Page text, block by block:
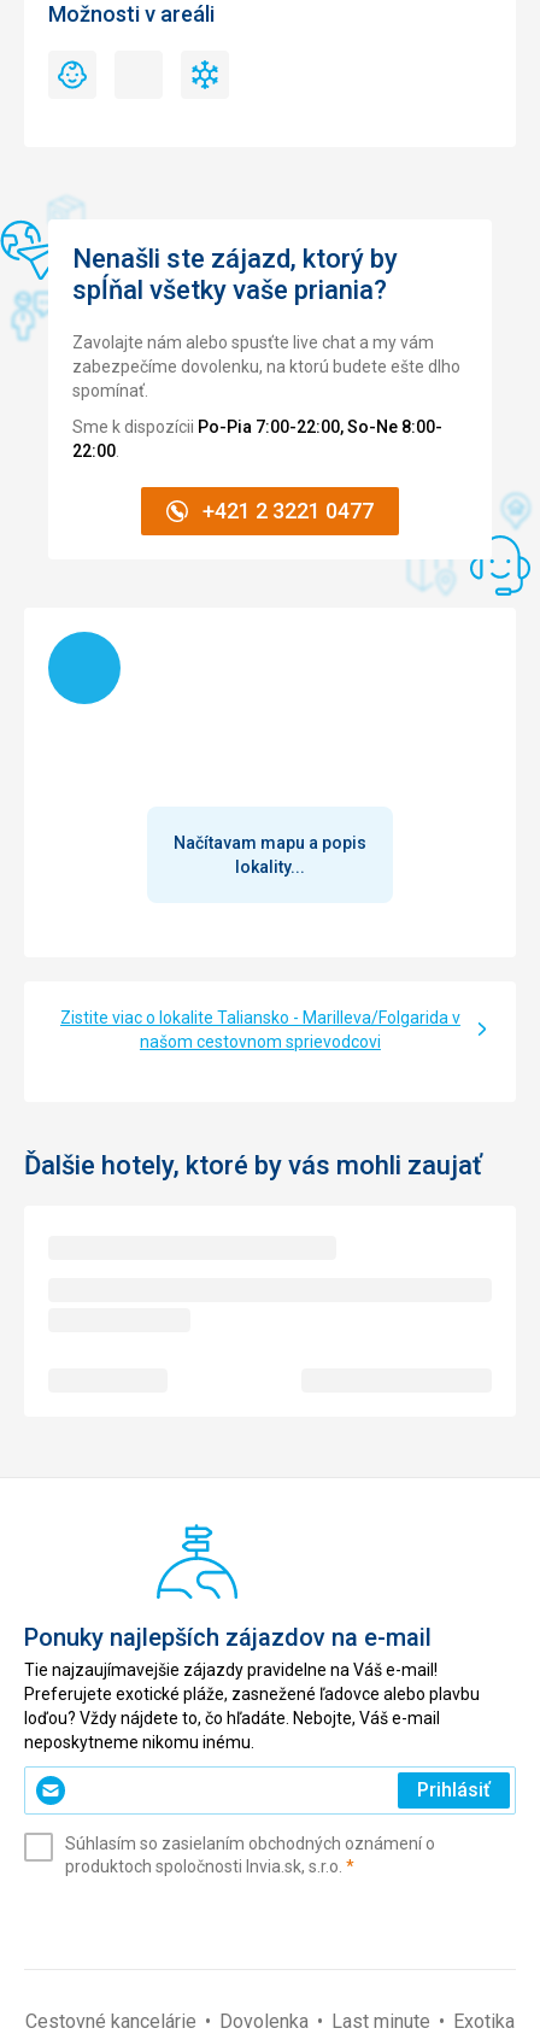
Možnosti v areáli
Detský
Umelé
Nenašli ste zájazd, ktorý by
spĺňal všetky vaše priania?
Zavolajte nám alebo spusťte live chat a my vám
zabezpečíme dovolenku, na ktorú budete ešte dlho
spomínať.
Sme k dispozícii Po-Pia 7:00-22:00, So-Ne 8:00-
22:00
+421 2 3221 0477
Načítam
Načítavam mapu a popis
lokality...
Zistite viac o lokalite Taliansko - Marilleva/Folgarida v
našom cestovnom sprievodcovi
Ďalšie hotely, ktoré by vás mohli zaujať
Ponuky najlepších zájazdov na e-mail
Tie najzaujímavejšie zájazdy pravidelne na Váš e-mail!
Preferujete exotické pláže, zasnežené ľadovce alebo plavbu
loďou? Vždy nájdete to, čo hľadáte. Nebojte, Váš e-mail
neposkytneme nikomu inému.
Zadajte
svoj
(povinné)
Prihlásiť
Súhlasím so zasielaním obchodných oznámení o
produktoch spoločnosti Invia.sk, s.r.o. *(povinné)
Cestovné kancelárie Dovolenka Last minute
Exotika